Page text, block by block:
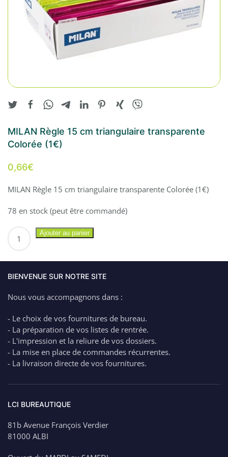
MILAN Règle 15 cm triangulaire transparente
Colorée (1€)
0,66€
MILAN Règle 15 cm triangulaire transparente Colorée (1€)
78 en stock (peut être commandé)
15
triangulaire
Colorée
(1€)
Ajouter au panier
BIENVENUE SUR NOTRE SITE
Nous vous accompagnons dans :
- Le choix de vos fournitures de bureau.
- La préparation de vos listes de rentrée.
- L'impression et la reliure de vos dossiers.
- La mise en place de commandes récurrentes.
- La livraison directe de vos fournitures.
LCI BUREAUTIQUE
81b Avenue François Verdier
81000 ALBI